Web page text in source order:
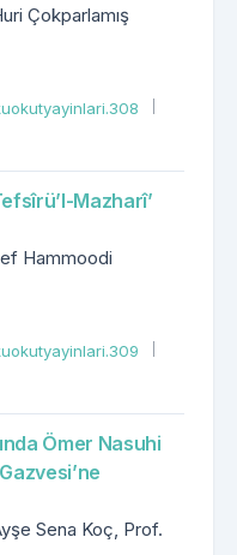
Çokparlamış
Mazharî’
Hammoodi
Ömer Nasuhi
Sena Koç, Prof.